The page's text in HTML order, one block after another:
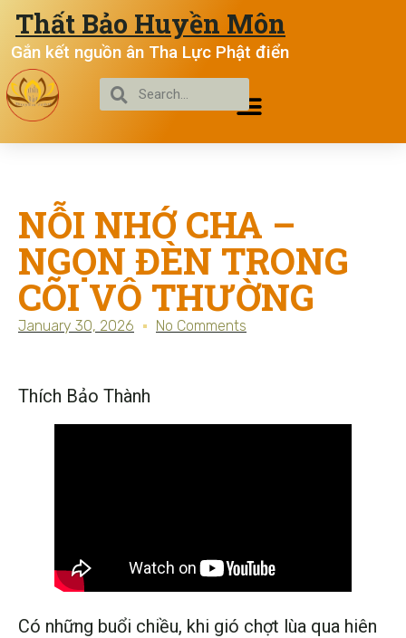
Thất Bảo Huyền Môn
Gắn kết nguồn ân Tha Lực Phật điển
NỖI NHỚ CHA –
NGỌN ĐÈN TRONG
CÕI VÔ THƯỜNG
January 30, 2026 No Comments
Thích Bảo Thành
Có những buổi chiều, khi gió chợt lùa qua hiên